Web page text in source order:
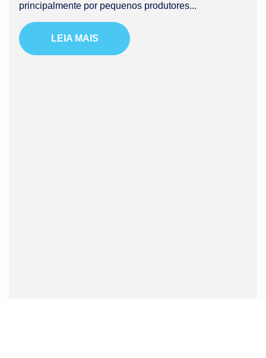
principalmente por pequenos produtores...
LEIA MAIS